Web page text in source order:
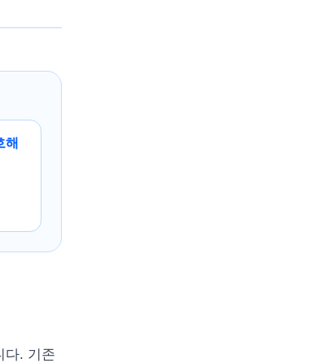
해
다. 기존